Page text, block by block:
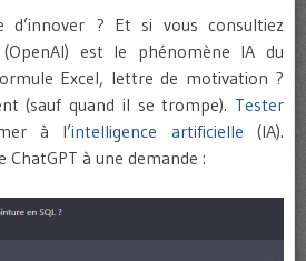
d’innover ? Et si vous consultiez
(OpenAI) est le phénomène IA du
Excel, lettre de motivation ?
(sauf quand il se trompe). Tester
à l’intelligence artificielle (IA).
ChatGPT à une demande :